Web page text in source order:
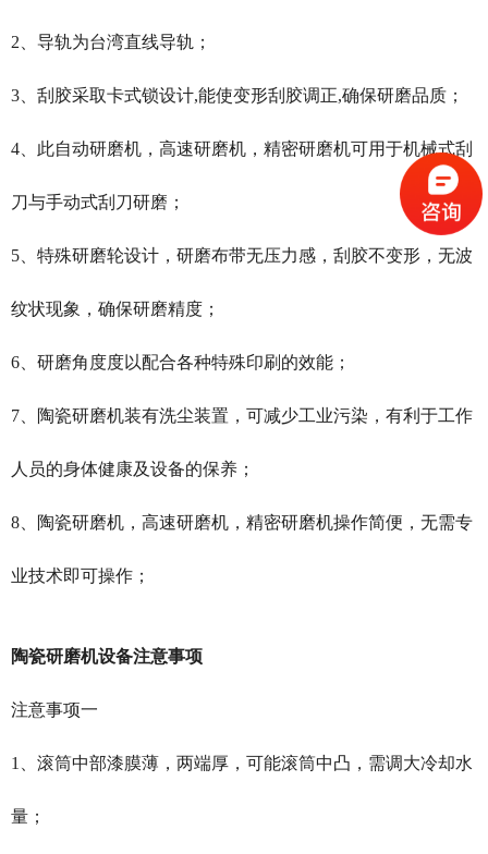
2、导轨为台湾直线导轨；
3、刮胶采取卡式锁设计,能使变形刮胶调正,确保研磨品质；
4、此自动研磨机，高速研磨机，精密研磨机可用于机械式刮
刀与手动式刮刀研磨；
5、特殊研磨轮设计，研磨布带无压力感，刮胶不变形，无波
纹状现象，确保研磨精度；
6、研磨角度度以配合各种特殊印刷的效能；
7、陶瓷研磨机装有洗尘装置，可减少工业污染，有利于工作
人员的身体健康及设备的保养；
8、陶瓷研磨机，高速研磨机，精密研磨机操作简便，无需专
业技术即可操作；
陶瓷研磨机设备注意事项
注意事项一
1、滚筒中部漆膜薄，两端厚，可能滚筒中凸，需调大冷却水
量；